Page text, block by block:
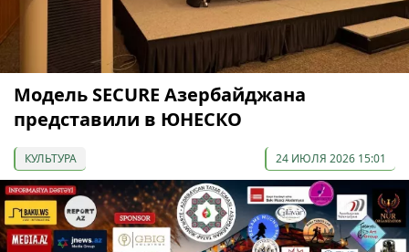
Модель SECURE Азербайджана
представили в ЮНЕСКО
КУЛЬТУРА 24 ИЮЛЯ 2026 15:01